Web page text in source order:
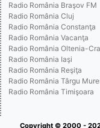
Radio România Braşov FM
Radio România Cluj
Radio România Constanţa
Radio România Vacanţa
Radio România Oltenia-
Radio România Iaşi
Radio România Reşiţa
Radio România Târgu
Radio România Timişoara
Copyright © 2000 - 2026